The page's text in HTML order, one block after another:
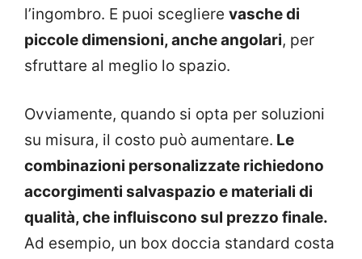
l’ingombro. E puoi scegliere vasche di
piccole dimensioni, anche angolari, per
sfruttare al meglio lo spazio.
Ovviamente, quando si opta per soluzioni
su misura, il costo può aumentare. Le
combinazioni personalizzate richiedono
accorgimenti salvaspazio e materiali di
qualità, che influiscono sul prezzo finale.
Ad esempio, un box doccia standard costa